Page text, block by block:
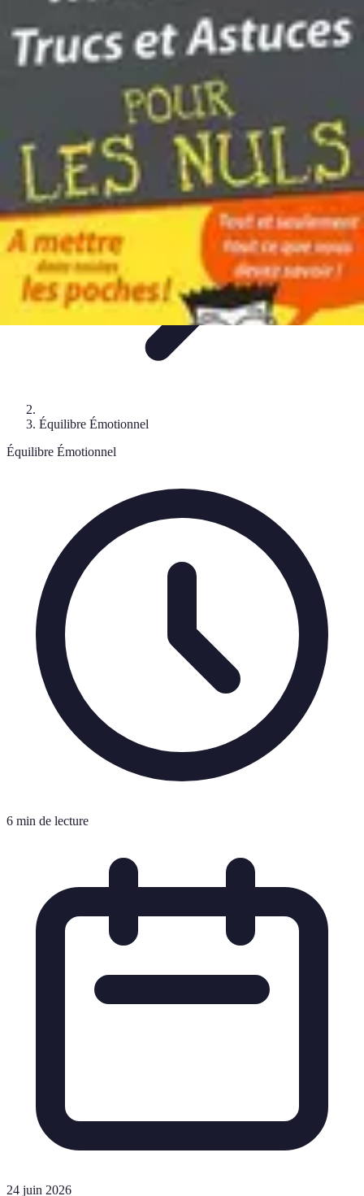
Astuces Naturelles
Astuces PratiquesMéditation et
RelaxationRoutines et Habitudes Techniques de Relaxation
Astuces Anti Stress
Équilibre Émotionnel
Équilibre Émotionnel
6 min de lecture
24 juin 2026